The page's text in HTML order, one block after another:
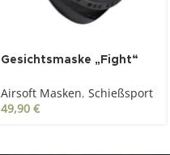
Gesichtsmaske „Fight“
Airsoft Masken, Schießsport
49,90 €